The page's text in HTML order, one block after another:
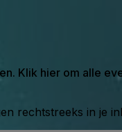
Klik hier om alle
rechtstreeks in je